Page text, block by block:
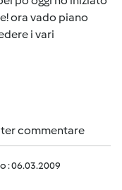
ora vado piano
i vari
commentare
: 06.03.2009